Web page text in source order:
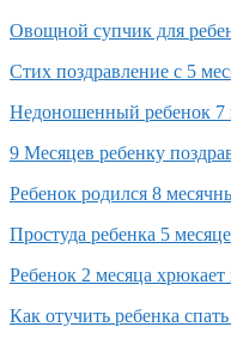
Овощной супчик для
Стих поздравление с 5
Недоношенный ребенок 7
9 Месяцев ребенку
Ребенок родился 8
Простуда ребенка 5
Ребенок 2 месяца
Как отучить ребенка